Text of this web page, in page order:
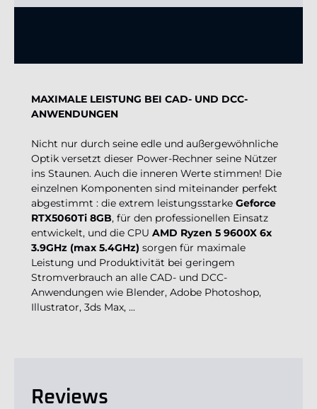
MAXIMALE LEISTUNG BEI CAD- UND DCC-
ANWENDUNGEN
Nicht nur durch seine edle und außergewöhnliche
Optik versetzt dieser Power-Rechner seine Nützer
ins Staunen. Auch die inneren Werte stimmen! Die
einzelnen Komponenten sind miteinander perfekt
abgestimmt : die extrem leistungsstarke Geforce
RTX5060Ti 8GB, für den professionellen Einsatz
entwickelt, und die CPU AMD Ryzen 5 9600X 6x
3.9GHz (max 5.4GHz) sorgen für maximale
Leistung und Produktivität bei geringem
Stromverbrauch an alle CAD- und DCC-
Anwendungen wie Blender, Adobe Photoshop,
Illustrator, 3ds Max, ...
Reviews